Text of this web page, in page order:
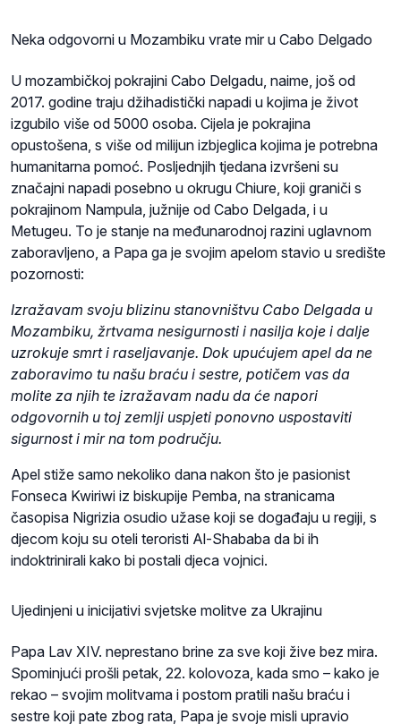
Neka odgovorni u Mozambiku vrate mir u Cabo Delgado
U mozambičkoj pokrajini Cabo Delgadu, naime, još od
2017. godine traju džihadistički napadi u kojima je život
izgubilo više od 5000 osoba. Cijela je pokrajina
opustošena, s više od milijun izbjeglica kojima je potrebna
humanitarna pomoć. Posljednjih tjedana izvršeni su
značajni napadi posebno u okrugu Chiure, koji graniči s
pokrajinom Nampula, južnije od Cabo Delgada, i u
Metugeu. To je stanje na međunarodnoj razini uglavnom
zaboravljeno, a Papa ga je svojim apelom stavio u središte
pozornosti:
Izražavam svoju blizinu stanovništvu Cabo Delgada u
Mozambiku, žrtvama nesigurnosti i nasilja koje i dalje
uzrokuje smrt i raseljavanje. Dok upućujem apel da ne
zaboravimo tu našu braću i sestre, potičem vas da
molite za njih te izražavam nadu da će napori
odgovornih u toj zemlji uspjeti ponovno uspostaviti
sigurnost i mir na tom području.
Apel stiže samo nekoliko dana nakon što je pasionist
Fonseca Kwiriwi iz biskupije Pemba, na stranicama
časopisa Nigrizia osudio užase koji se događaju u regiji, s
djecom koju su oteli teroristi Al-Shababa da bi ih
indoktrinirali kako bi postali djeca vojnici.
Ujedinjeni u inicijativi svjetske molitve za Ukrajinu
Papa Lav XIV. neprestano brine za sve koji žive bez mira.
Spominjući prošli petak, 22. kolovoza, kada smo – kako je
rekao – svojim molitvama i postom pratili našu braću i
sestre koji pate zbog rata, Papa je svoje misli upravio